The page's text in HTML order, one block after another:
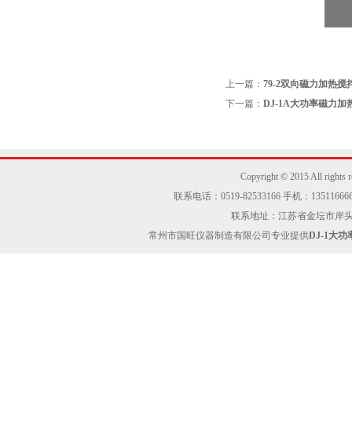
上一篇： 79-2双向磁力加热搅
下一篇： DJ-1A大功率磁力加
Copyright © 2015 All rights
联系电话：0519-82533166 手机：
联系地址：江苏省金坛市岸
常州市国旺仪器制造有限公司专业提供DJ-1大功